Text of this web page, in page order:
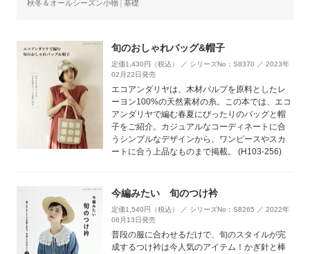
秋冬＆オールシーズン小物
基礎
旬のおしゃれバッグ&帽子
定価1,430円（税込） ／ シリーズNo：S8370 ／ 2023年
02月22日発売
エコアンダリヤは、木材パルプを原料としたレ
ーヨン100%の天然素材の糸。この本では、エコ
アンダリヤで編む春夏にぴったりのバッグと帽
子をご紹介。カジュアルなコーディネートに合
うシンプルなデザインから、ワンピースやスカ
ートに合う上品なものまで掲載。 (H103-256)
今編みたい 旬のつけ衿
定価1,540円（税込） ／ シリーズNo：S8265 ／ 2022年
06月13日発売
普段の服に合わせるだけで、旬のスタイルが完
成するつけ衿は今人気のアイテム！かぎ針と棒